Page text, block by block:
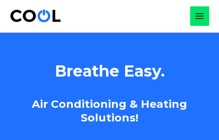
Breathe Easy.
Air Conditioning & Heating
Solutions!